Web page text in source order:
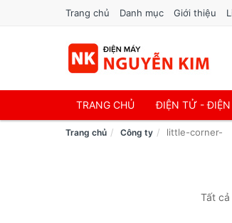
Trang chủ Danh mục Giới thiệu
TRANG CHỦ ĐIỆN TỬ -
Trang chủ Công ty little-corner-
Tất